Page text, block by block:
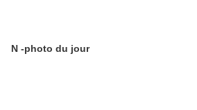
N -photo du jour